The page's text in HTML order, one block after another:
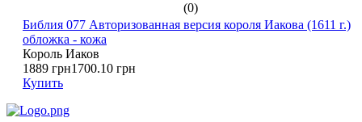
(0)
Библия 077 Авторизованная версия короля Иакова (1611 г.)
обложка - кожа
Король Иаков
1889 грн1700.10 грн
Купить